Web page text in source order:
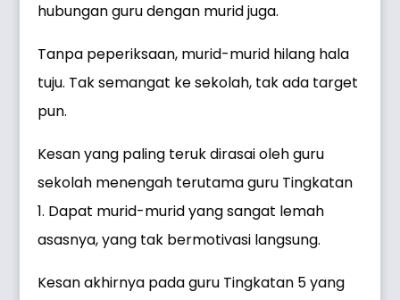
hubungan guru dengan murid juga.
Tanpa peperiksaan, murid-murid hilang hala
tuju. Tak semangat ke sekolah, tak ada target
pun.
Kesan yang paling teruk dirasai oleh guru
sekolah menengah terutama guru Tingkatan
1. Dapat murid-murid yang sangat lemah
asasnya, yang tak bermotivasi langsung.
Kesan akhirnya pada guru Tingkatan 5 yang